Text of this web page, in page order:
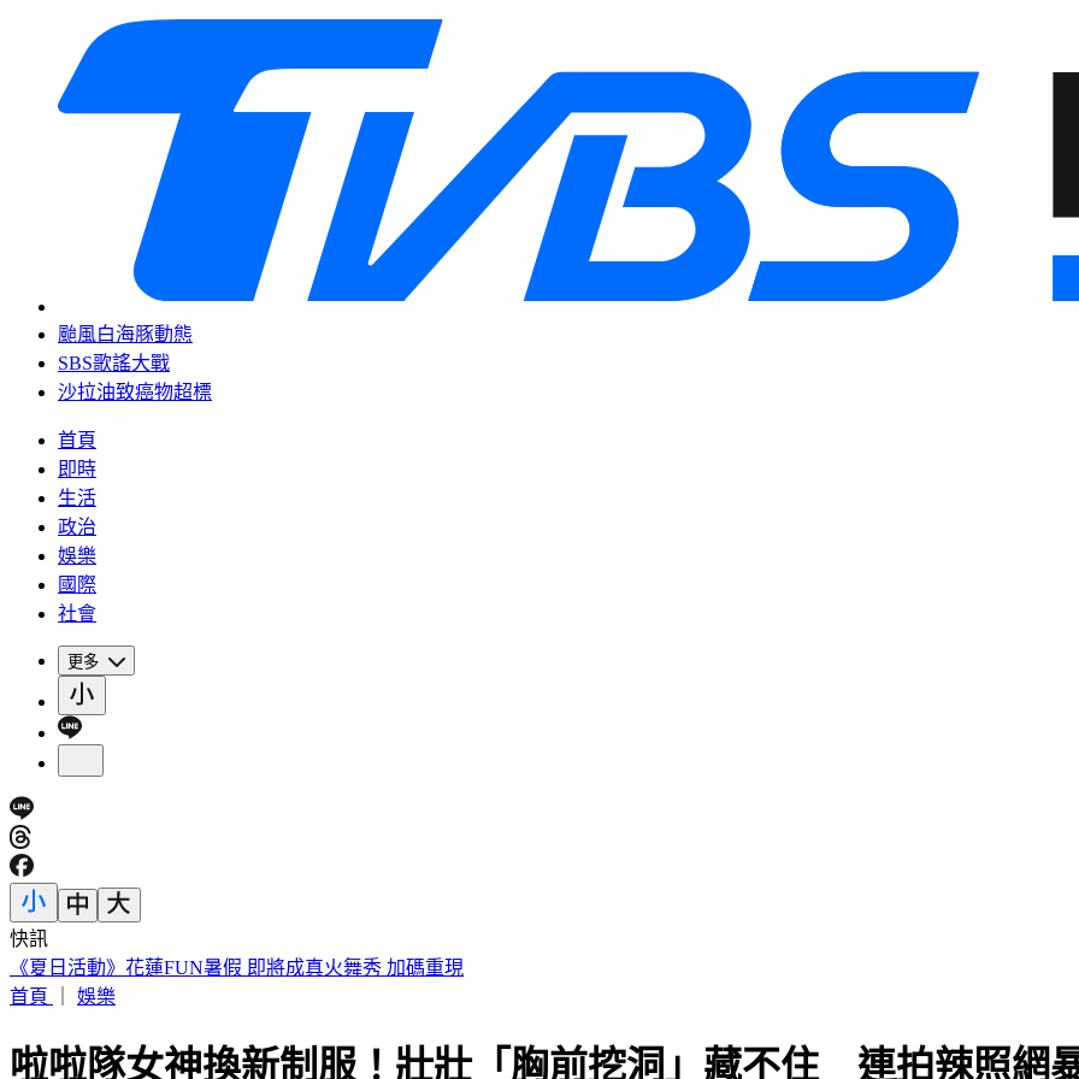
颱風白海豚動態
SBS歌謠大戰
沙拉油致癌物超標
首頁
即時
生活
政治
娛樂
國際
社會
更多
快訊
188萬《龍藏經》賣掉了！大戶不甩7折 店員爆「付現買原價」
首頁
娛樂
啦啦隊女神換新制服！壯壯「胸前挖洞」藏不住 連拍辣照網